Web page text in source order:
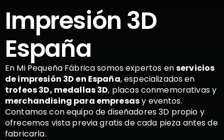
Impresión 3D
España
En Mi Pequeña Fábrica somos expertos enservicios
de impresión 3D en España, especializados en
trofeos 3D, medallas 3D, placas conmemorativas y
merchandising para empresasy eventos.
Contamos con equipo de diseñadores 3D propio y
ofrecemos vista previa gratis de cada pieza antes de
fabricarla.